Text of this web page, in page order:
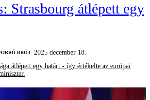
Strasbourg átlépett egy
DRÓT 2025 december 18.
átlépett egy határt - így értékelte az európai